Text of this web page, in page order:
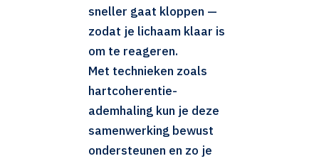
sneller gaat kloppen —
zodat je lichaam klaar is
om te reageren.
Met technieken zoals
hartcoherentie-
ademhaling kun je deze
samenwerking bewust
ondersteunen en zo je